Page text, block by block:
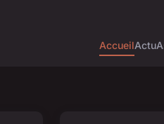
AccueilActu